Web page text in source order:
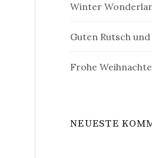
Winter
Guten Rutsch
Frohe
NEUESTE